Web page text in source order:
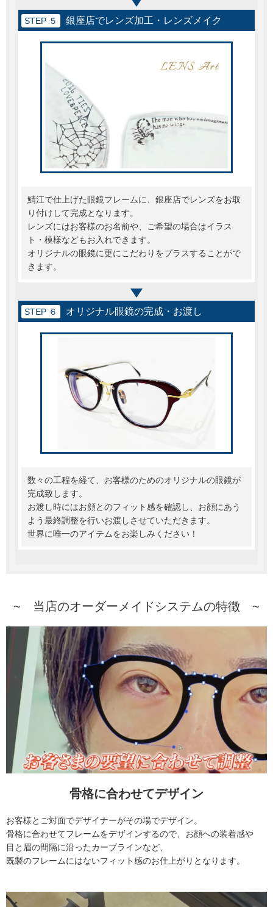
STEP ５ 銀座店でレンズ加工・レンズメイク
鯖江で仕上げた眼鏡フレームに、銀座店でレンズをお取
り付けして完成となります。
レンズにはお客様のお名前や、ご希望の場合はイラス
ト・模様などもお入れできます。
オリジナルの眼鏡に更にこだわりをプラスすることがで
きます。
STEP ６ オリジナル眼鏡の完成・お渡し
数々の工程を経て、お客様のためのオリジナルの眼鏡が
完成致します。
お渡し時にはお顔とのフィット感を確認し、お顔にあう
よう最終調整を行いお渡しさせていただきます。
世界に唯一のアイテムをお楽しみください！
~ 当店のオーダーメイドシステムの特徴 ~
骨格に合わせてデザイン
お客様とご対面でデザイナーがその場でデザイン。
骨格に合わせてフレームをデザインするので、お顔への装着感や
目と眉の間隔に沿ったカーブラインなど、
既製のフレームにはないフィット感のお仕上がりとなります。